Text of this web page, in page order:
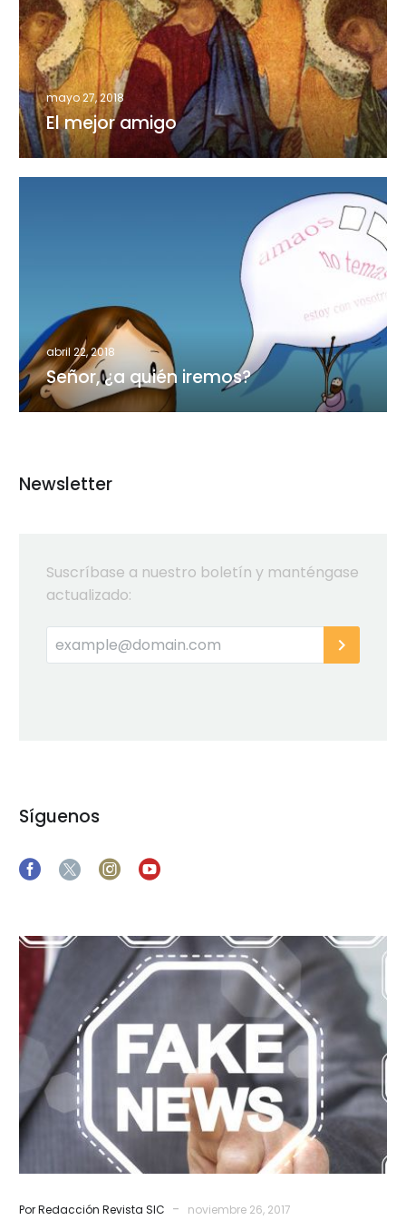
mayo 27, 2018
El mejor amigo
abril 22, 2018
Señor, ¿a quién iremos?
Newsletter
Suscríbase a nuestro boletín y manténgase
actualizado:
Síguenos
“Fake
News”
hacer?
Por Redacción Revista SIC - noviembre 26, 2017